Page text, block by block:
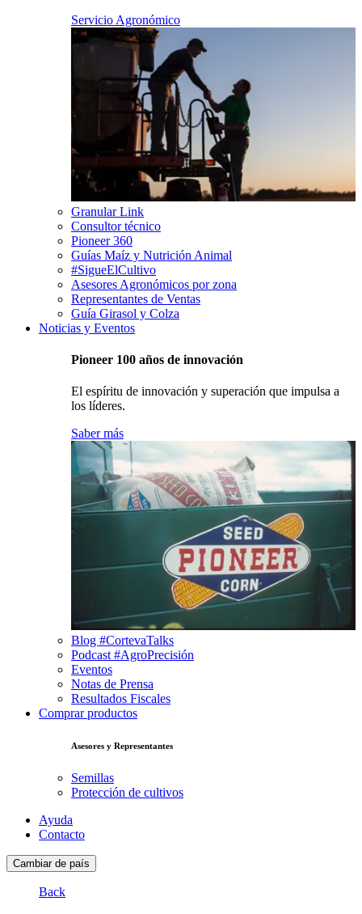
Servicio Agronómico
Granular Link
Consultor técnico
Pioneer 360
Guías Maíz y Nutrición Animal
#SigueElCultivo
Asesores Agronómicos por zona
Representantes de Ventas
Guía Girasol y Colza
Noticias y Eventos
Pioneer 100 años de innovación
El espíritu de innovación y superación que impulsa a
los líderes.
Saber más
Blog #CortevaTalks
Podcast #AgroPrecisión
Eventos
Notas de Prensa
Resultados Fiscales
Comprar productos
Asesores y Representantes
Semillas
Protección de cultivos
Ayuda
Contacto
Cambiar de país
Back